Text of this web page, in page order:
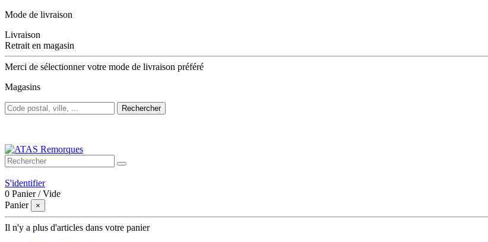
Mode de livraison
Livraison
Retrait en magasin
Merci de sélectionner votre mode de livraison préféré
Magasins
Rechercher
S'identifier
0 Panier /Vide
Panier
×
Il n'y a plus d'articles dans votre panier